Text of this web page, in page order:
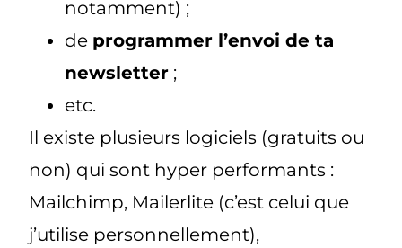
notamment) ;
de programmer l’envoi de ta
newsletter ;
etc.
Il existe plusieurs logiciels (gratuits ou
non) qui sont hyper performants :
Mailchimp, Mailerlite (c’est celui que
j’utilise personnellement),